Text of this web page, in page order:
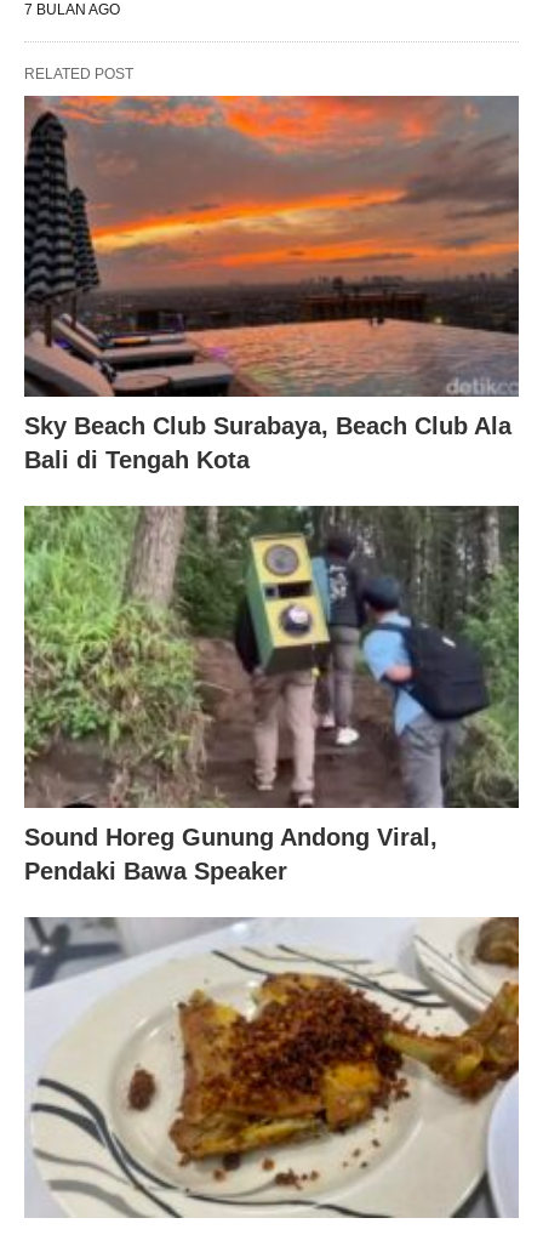
7 BULAN AGO
RELATED POST
Sky Beach Club Surabaya, Beach Club Ala
Bali di Tengah Kota
Sound Horeg Gunung Andong Viral,
Pendaki Bawa Speaker